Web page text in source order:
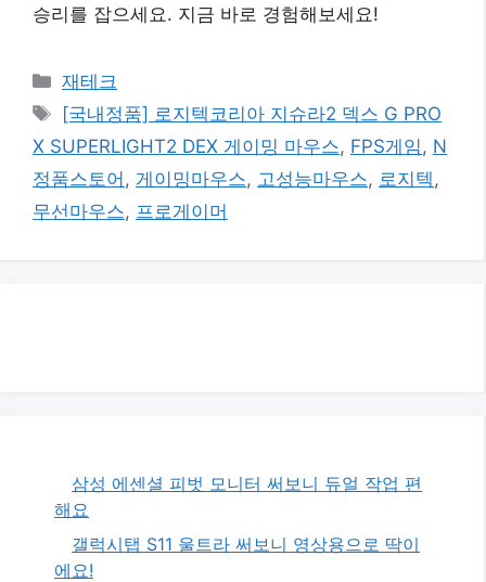
승리를 잡으세요. 지금 바로 경험해보세요!
카
테
고
리
재테크
태
그
[국내정품] 로지텍코리아 지슈라2 덱스 G PRO
X SUPERLIGHT2 DEX 게이밍 마우스, FPS게임 , N
정품스토어 , 게이밍마우스, 고성능마우스, 로지텍 ,
무선마우스, 프로게이머
삼성 에센셜 피벗 모니터 써보니 듀얼 작업 편
해요
갤럭시탭 S11 울트라 써보니 영상용으로 딱이
에요!